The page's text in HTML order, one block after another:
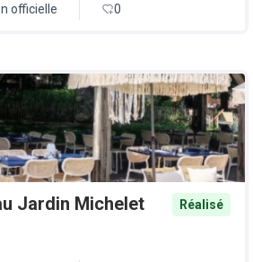
officielle 0
Jardin Michelet Réalisé